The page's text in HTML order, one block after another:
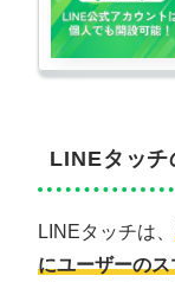
LINEタッチ
LINEタッチは、
にユーザーの